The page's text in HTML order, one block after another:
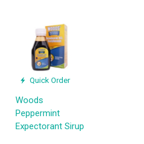
Quick Order
Woods
Peppermint
Expectorant Sirup